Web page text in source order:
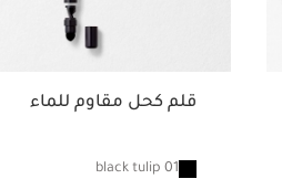
قلم كحل مقاوم للماء
01 black tulip